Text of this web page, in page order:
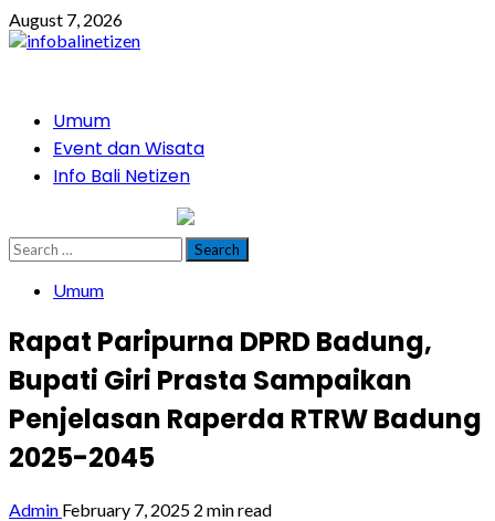
Skip
to
August 7, 2026
PrimaryUmum
Event dan Wisata
Info Bali Netizen
Search
for:
Umum
Rapat Paripurna DPRD Badung,
Bupati Giri Prasta Sampaikan
Penjelasan Raperda RTRW Badung
2025-2045
Admin February 7, 2025 2 min read